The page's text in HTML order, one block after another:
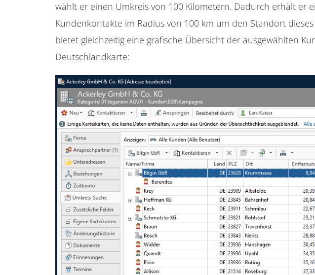
wählt er einen Umkreis von 100 Kilometern. Dadurch erhält er
Kundenkontakte im Radius von 100 km um den Standort dieses
bietet gleichzeitig eine grafische Übersicht der ausgewählten
Deutschlandkarte: